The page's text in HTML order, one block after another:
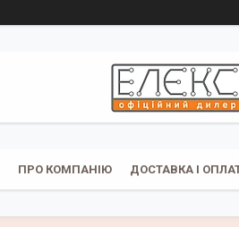
ПРО КОМПАНІЮ ДОСТАВКА І